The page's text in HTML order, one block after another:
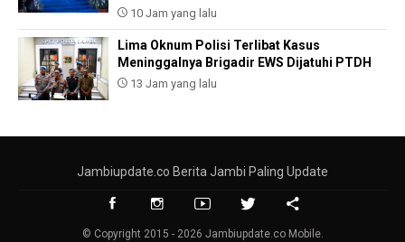
10 Jam yang lalu
Lima Oknum Polisi Terlibat Kasus
Meninggalnya Brigadir EWS Dijatuhi PTDH
13 Jam yang lalu
Jambiupdate.co Berita Jambi Paling Update
© Copyright 2015 - 2026 Jambiupdate.co Mobile.